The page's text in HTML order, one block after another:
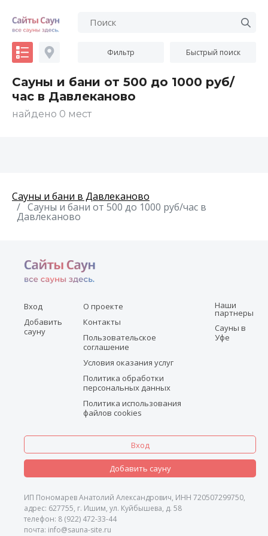
Фильтр Быстрый поиск
Сауны и бани от 500 до 1000 руб/
час в Давлеканово
найдено 0 мест
Сауны и бани в Давлеканово
Сауны и бани от 500 до 1000 руб/час в
Давлеканово
Вход
Добавить
сауну
О проекте
Контакты
Пользовательское
соглашение
Условия оказания услуг
Политика обработки
персональных данных
Политика использования
файлов cookies
Наши
партнеры
Сауны в
Уфе
Вход
Добавить сауну
ИП Пономарев Анатолий Александрович, ИНН 720507299750,
адрес: 627755, г. Ишим, ул. Куйбышева, д. 58
телефон: 8 (922) 472-33-44
почта: info@sauna-site.ru